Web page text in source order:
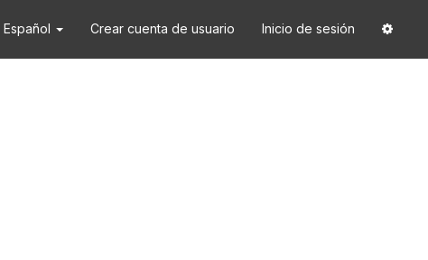
Español Crear cuenta de usuario Inicio de sesión